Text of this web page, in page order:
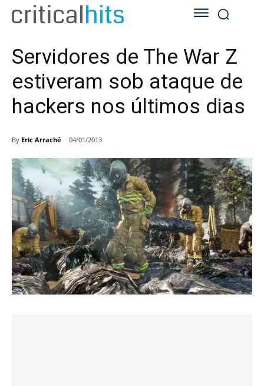
Servidores de The War Z
estiveram sob ataque de
hackers nos últimos dias
By Eric Arraché 04/01/2013